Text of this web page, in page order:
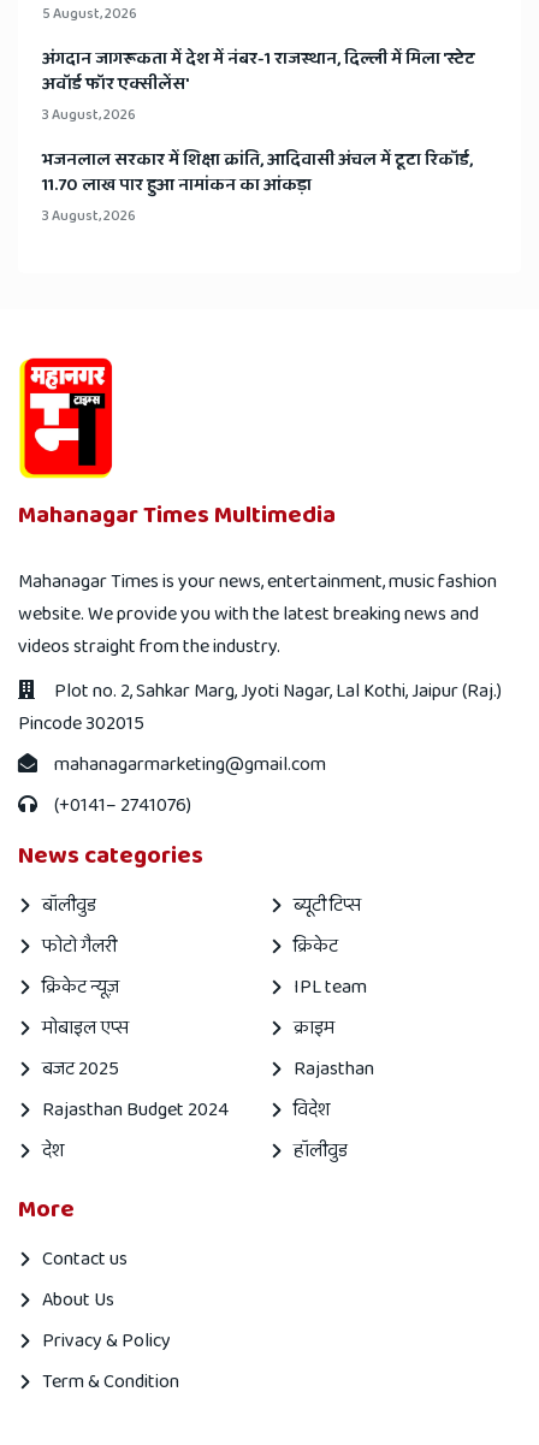
5 August, 2026
अंगदान जागरूकता में देश में नंबर-1 राजस्थान, दिल्ली में मिला 'स्टेट
अवॉर्ड फॉर एक्सीलेंस'
3 August, 2026
भजनलाल सरकार में शिक्षा क्रांति, आदिवासी अंचल में टूटा रिकॉर्ड,
11.70 लाख पार हुआ नामांकन का आंकड़ा
3 August, 2026
Mahanagar Times Multimedia
Mahanagar Times is your news, entertainment, music fashion
website. We provide you with the latest breaking news and
videos straight from the industry.
Plot no. 2, Sahkar Marg, Jyoti Nagar, Lal Kothi, Jaipur (Raj.)
Pincode 302015
mahanagarmarketing@gmail.com
(+0141– 2741076)
News categories
बॉलीवुड
ब्यूटी टिप्स
फोटो गैलरी
क्रिकेट
क्रिकेट न्यूज़
IPL team
मोबाइल एप्स
क्राइम
बजट 2025
Rajasthan
Rajasthan Budget 2024
विदेश
देश
हॉलीवुड
More
Contact us
About Us
Privacy & Policy
Term & Condition